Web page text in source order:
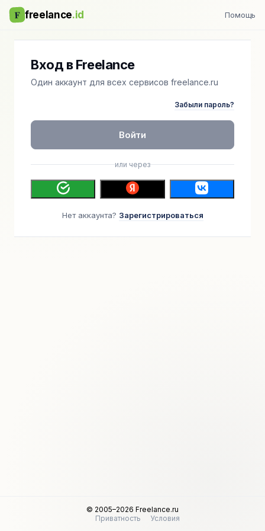
F freelance.id Помощь
Вход в Freelance
Один аккаунт для всех сервисов freelance.ru
Забыли пароль?
Войти
или через
Нет аккаунта? Зарегистрироваться
© 2005–2026 Freelance.ru
Приватность
Условия